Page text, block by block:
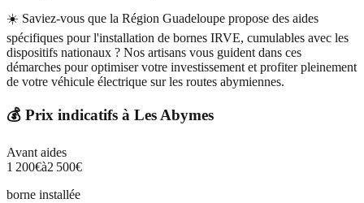
☀️ Saviez-vous que la Région Guadeloupe propose des aides
spécifiques pour l'installation de bornes IRVE, cumulables avec les
dispositifs nationaux ? Nos artisans vous guident dans ces
démarches pour optimiser votre investissement et profiter pleinement
de votre véhicule électrique sur les routes abymiennes.
💰 Prix indicatifs à Les Abymes
Avant aides
1 200€à2 500€
borne installée